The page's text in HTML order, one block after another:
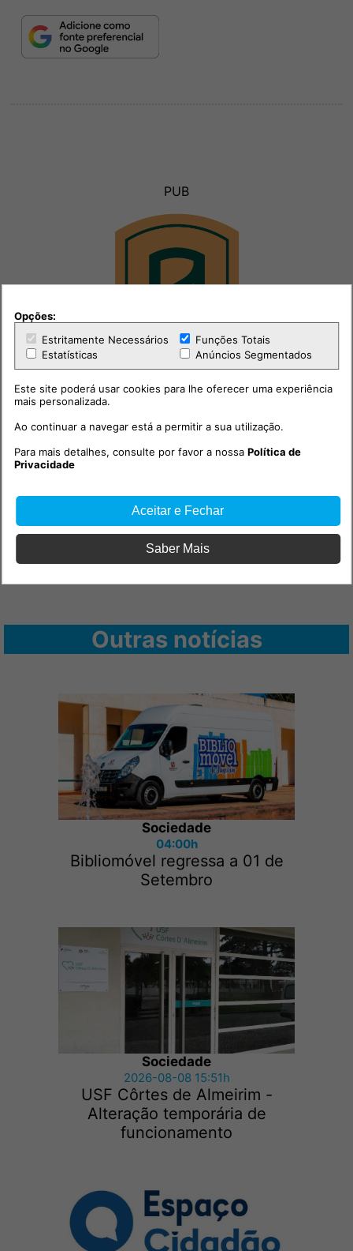
PUB
Outras notícias
Sociedade
04:00h
Bibliomóvel regressa a 01 de
Setembro
Sociedade
2026-08-08 15:51h
USF Côrtes de Almeirim -
Alteração temporária de
funcionamento
Opções:
Estritamente Necessários
Funções Totais
Estatísticas
Anúncios Segmentados
Este site poderá usar cookies para lhe oferecer uma experiência
mais personalizada.
Ao continuar a navegar está a permitir a sua utilização.
Para mais detalhes, consulte por favor a nossaPolítica de
Privacidade
Aceitar e Fechar
Saber Mais